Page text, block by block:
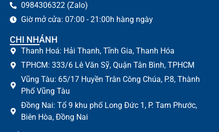
0984306322 (Zalo)
Giờ mở cửa: 07:00 - 21:00h hàng ngày
CHI NHÁNH
Thanh Hoá: Hải Thanh, Tĩnh Gia, Thanh Hóa
TPHCM: 333/6 Lê Văn Sỹ, Quận Tân Bình, TPHCM
Vũng Tàu: 65/17 Huyền Trân Công Chúa, P.8, Thành
Phố Vũng Tàu
Đồng Nai: Tổ 9 khu phố Long Đức 1, P. Tam Phước,
Biên Hòa, Đồng Nai